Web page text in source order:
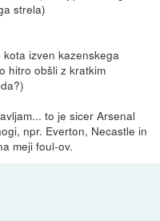
strela)
izven kazenskega
hitro obšli z kratkim
to je sicer Arsenal
npr. Everton, Necastle in
meji foul-ov.